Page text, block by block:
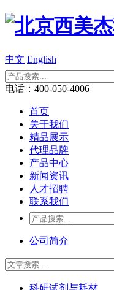
中文 English
电话：400-050-4006
首页
关于我们
精品展示
代理品牌
产品中心
新闻资讯
人才招聘
联系我们
公司简介
科研试剂与耗材